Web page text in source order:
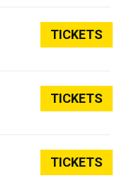
TICKETS
TICKETS
TICKETS